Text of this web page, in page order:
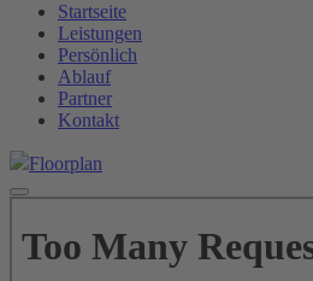
Startseite
Leistungen
Persönlich
Ablauf
Partner
Kontakt
Floorplan